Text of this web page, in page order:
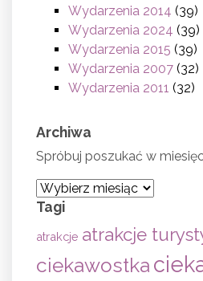
Wydarzenia 2014 (39)
Wydarzenia 2024 (39)
Wydarzenia 2015 (39)
Wydarzenia 2007 (32)
Wydarzenia 2011 (32)
Archiwa
Spróbuj poszukać w
Archiwa
Tagi
atrakcje atrakcje
ciekawostka